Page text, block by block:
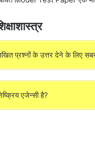
प्रश्नों के उत्तर देने के लिए
एजेन्सी है?